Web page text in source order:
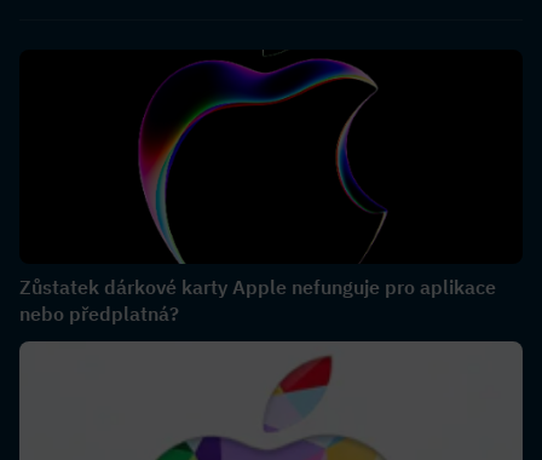
Zůstatek dárkové karty Apple nefunguje pro aplikace
nebo předplatná?